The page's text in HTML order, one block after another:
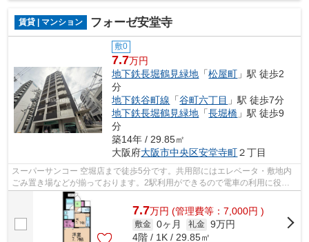
賃貸 | マンション フォーゼ安堂寺
敷0
7.7万円
地下鉄長堀鶴見緑地 「松屋町 」駅 徒歩2
分
地下鉄谷町線 「谷町六丁目 」駅 徒歩7分
地下鉄長堀鶴見緑地 「長堀橋 」駅 徒歩9
分
築14年 / 29.85㎡
大阪府大阪市中央区安堂寺町２丁目
スーパーサンコー 空堀店まで徒歩5分です。共用部にはエレベータ・敷地内
ごみ置き場などが揃っております。2駅利用ができるので電車の利用に役立
つマンションです。こちらの物件はマン...
7.7万円 (管理費等：7,000円 )
敷金 0ヶ月 礼金 9万円
4階 / 1K / 29.85㎡